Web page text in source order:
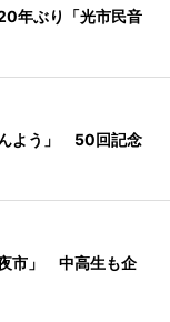
年ぶり「光市民音
んよう」 50回記念
市」 中高生も企